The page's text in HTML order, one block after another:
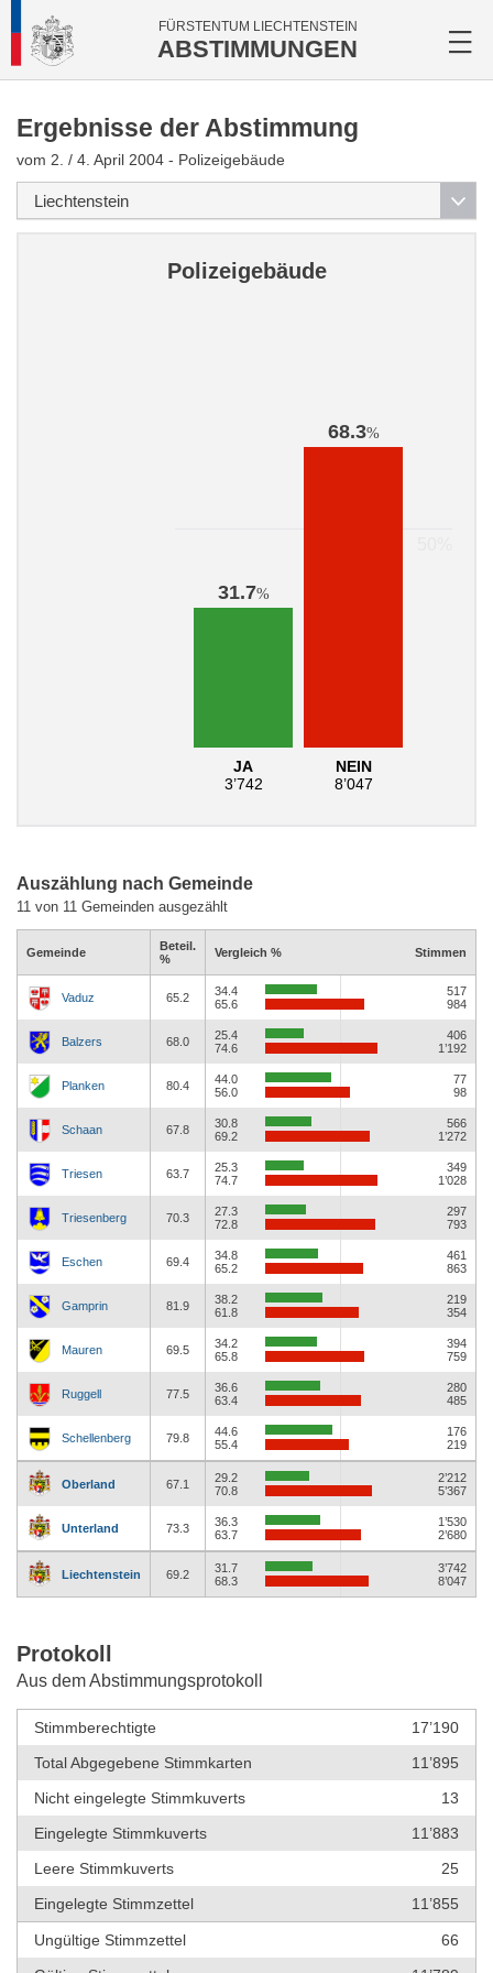
FÜRSTENTUM LIECHTENSTEIN
ABSTIMMUNGEN
Ergebnisse der Abstimmung
vom 2. / 4. April 2004 - Polizeigebäude
Polizeigebäude
31.7%
JA
3’742
68.3%
NEIN
8’047
Auszählung nach Gemeinde
11 von 11 Gemeinden ausgezählt
Gemeinde
Beteil.
%
Vergleich % Stimmen
Vaduz 65.2
34.4
65.6
517
984
Balzers 68.0
25.4
74.6
406
1’192
Planken 80.4
44.0
56.0
77
98
Schaan 67.8
30.8
69.2
566
1’272
Triesen 63.7
25.3
74.7
349
1’028
Triesenberg 70.3
27.3
72.8
297
793
Eschen 69.4
34.8
65.2
461
863
Gamprin 81.9
38.2
61.8
219
354
Mauren 69.5
34.2
65.8
394
759
Ruggell 77.5
36.6
63.4
280
485
Schellenberg 79.8
44.6
55.4
176
219
Oberland 67.1
29.2
70.8
2’212
5’367
Unterland 73.3
36.3
63.7
1’530
2’680
Liechtenstein 69.2
31.7
68.3
3’742
8’047
Protokoll
Aus dem Abstimmungsprotokoll
Stimmberechtigte
17’190
Total Abgegebene Stimmkarten
11’895
Nicht eingelegte Stimmkuverts
13
Eingelegte Stimmkuverts
11’883
Leere Stimmkuverts
25
Eingelegte Stimmzettel
11’855
Ungültige Stimmzettel
66